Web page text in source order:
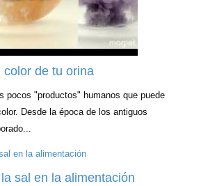
color de tu orina
pocos "productos" humanos que puede
Desde la época de los antiguos
sal en la alimentación